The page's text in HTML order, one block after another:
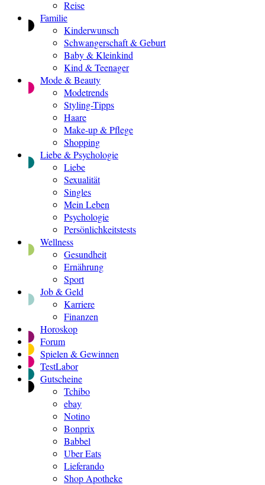
Reise
Familie
Kinderwunsch
Schwangerschaft & Geburt
Baby & Kleinkind
Kind & Teenager
Mode & Beauty
Modetrends
Styling-Tipps
Haare
Make-up & Pflege
Shopping
Liebe & Psychologie
Liebe
Sexualität
Singles
Mein Leben
Psychologie
Persönlichkeitstests
Wellness
Gesundheit
Ernährung
Sport
Job & Geld
Karriere
Finanzen
Horoskop
Forum
Spielen & Gewinnen
TestLabor
Gutscheine
Tchibo
ebay
Notino
Bonprix
Babbel
Uber Eats
Lieferando
Shop Apotheke